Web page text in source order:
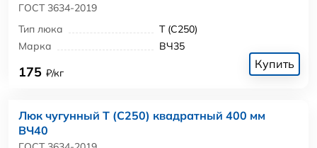
ГОСТ 3634-2019
Тип люка
Т (С250)
Марка
ВЧ35
175 ₽/кг
Купить
Люк чугунный Т (С250) квадратный 400 мм
ВЧ40